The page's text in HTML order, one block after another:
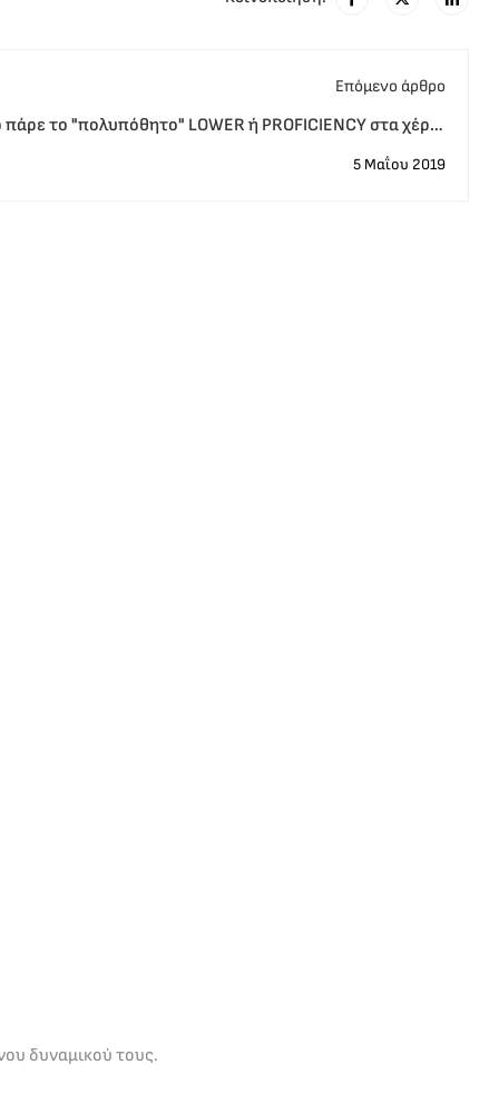
Eπόμενο άρθρο
πάρε το "πολυπόθητο" LOWER ή PROFICIENCY στα χέρια
5 Μαΐου 2019
δυναμικού τους.